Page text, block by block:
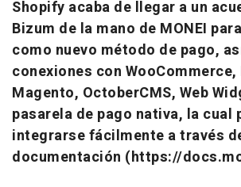
Shopify acaba de llegar a un
Bizum de la mano de MONEI
como nuevo método de pago,
conexiones con
Magento, OctoberCMS, Web
pasarela de pago nativa, la cual
integrarse fácilmente a través
documentación (https://